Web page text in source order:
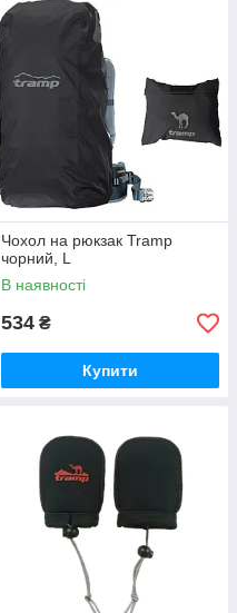
Чохол на рюкзак Tramp
чорний, L
В наявності
534 ₴
Купити